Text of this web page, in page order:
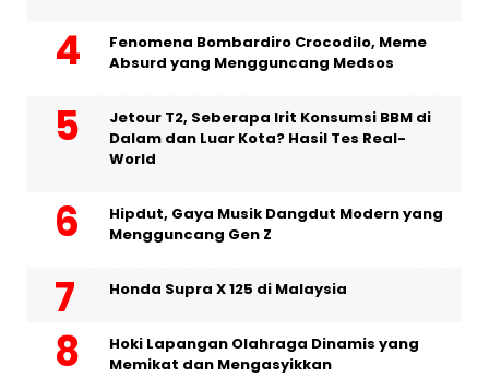
Fenomena Bombardiro Crocodilo, Meme
Absurd yang Mengguncang Medsos
Jetour T2, Seberapa Irit Konsumsi BBM di
Dalam dan Luar Kota? Hasil Tes Real-
World
Hipdut, Gaya Musik Dangdut Modern yang
Mengguncang Gen Z
Honda Supra X 125 di Malaysia
Hoki Lapangan Olahraga Dinamis yang
Memikat dan Mengasyikkan